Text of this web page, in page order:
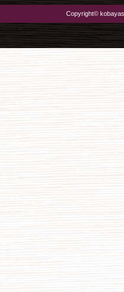
Copyright©